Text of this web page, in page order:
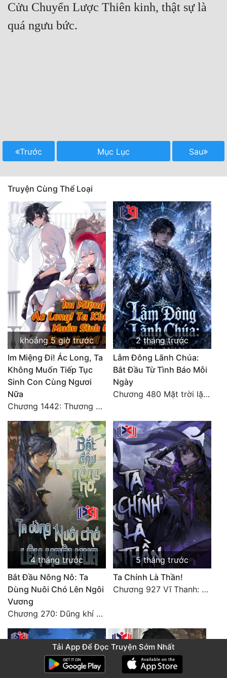
Cửu Chuyển Lược Thiên kinh, thật sự là
quá ngưu bức.
Trước Mục Lục Sau
Truyện Cùng Thể Loại
khoảng 5 giờ trước
Im Miệng Đi! Ác Long, Ta
Không Muốn Tiếp Tục
Sinh Con Cùng Ngươi
Nữa
Chương 1442: Thương Hoành Vạn Vật (9)
2 tháng trước
Lẫm Đông Lãnh Chúa:
Bắt Đầu Từ Tình Báo Mỗi
Ngày
Chương 480 Mặt trời lặn núi (Đại kết cục)
4 tháng trước
Bắt Đầu Nông Nô: Ta
Dùng Nuôi Chó Lên Ngôi
Vương
Chương 270: Dũng khí khiêu chiến
5 tháng trước
Ta Chính Là Thần!
Chương 927 Vĩ Thanh: Nhân Tái Thần Gửi Tin Đến Tương Lai [HẾT]
Tải App Để Đọc Truyện Sớm Nhất